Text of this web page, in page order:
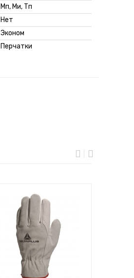
Мп, Ми, Тп
Нет
Эконом
Перчатки